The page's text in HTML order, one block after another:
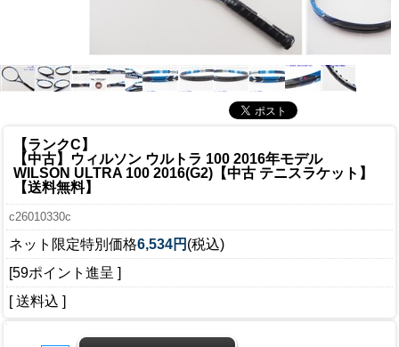
【ランクC】
【中古】ウィルソン ウルトラ 100 2016年モデル
WILSON ULTRA 100 2016(G2)【中古 テニスラケット】
【送料無料】
c26010330c
ネット限定特別価格6,534円 (税込)
[59ポイント進呈 ]
[ 送料込 ]